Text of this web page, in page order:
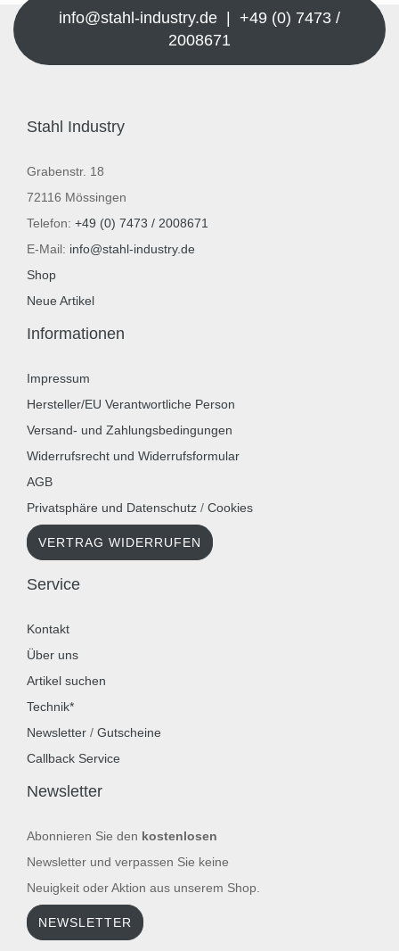
info@stahl-industry.de | +49 (0) 7473 /
2008671
Stahl Industry
Grabenstr. 18
72116 Mössingen
Telefon: +49 (0) 7473 / 2008671
E-Mail: info@stahl-industry.de
Shop
Neue Artikel
Informationen
Impressum
Hersteller/EU Verantwortliche Person
Versand- und Zahlungsbedingungen
Widerrufsrecht und Widerrufsformular
AGB
Privatsphäre und Datenschutz / Cookies
VERTRAG WIDERRUFEN
Service
Kontakt
Über uns
Artikel suchen
Technik*
Newsletter / Gutscheine
Callback Service
Newsletter
Abonnieren Sie den kostenlosen
Newsletter und verpassen Sie keine
Neuigkeit oder Aktion aus unserem Shop.
NEWSLETTER